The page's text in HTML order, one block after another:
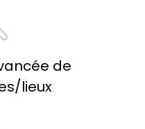
de
lieux